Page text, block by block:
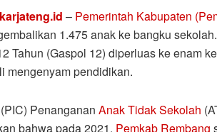
– Pemerintah Kabupaten
1.475 anak ke bangku
Tahun (Gaspol 12) diperluas ke enam
mengenyam pendidikan.
(PIC) Penanganan Anak Tidak Sekolah
bahwa pada 2021, Pemkab Rembang